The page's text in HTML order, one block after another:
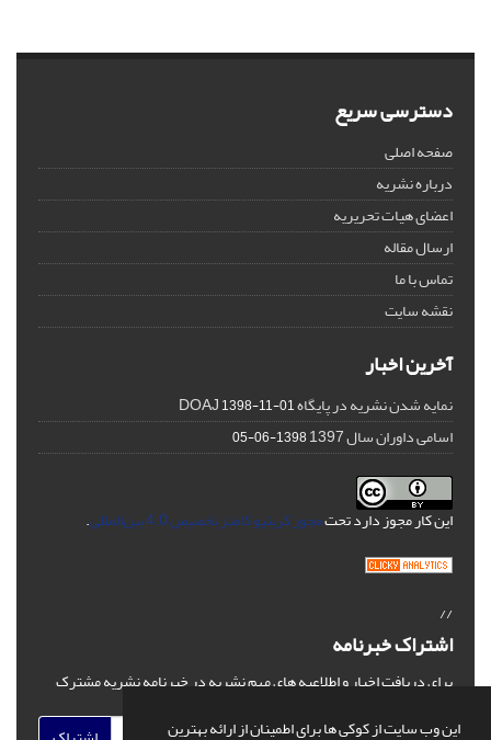
این وب سایت از کوکی ها برای اطمینان از ارائه بهترین
دسترسی سریع
صفحه اصلی
درباره نشریه
اعضای هیات تحریریه
ارسال مقاله
تماس با ما
نقشه سایت
آخرین اخبار
نمایه شدن نشریه در پایگاه DOAJ1398-11-01
اسامی داوران سال 1397 1398-06-05
این کار مجوز دارد تحتمجوز کریتیو کامنز تخصیص 4.0 بین‌المللی .
//
اشتراک خبرنامه
برای دریافت اخبار و اطلاعیه های مهم نشریه در خبرنامه نشریه مشترک